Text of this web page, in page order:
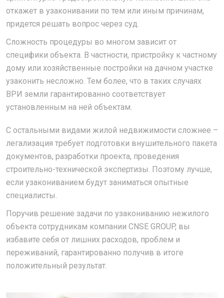
откажет в узаконивании по тем или иным причинам,
придется решать вопрос через суд.
Сложность процедуры во многом зависит от
специфики объекта. В частности, пристройку к частному
дому или хозяйственные постройки на дачном участке
узаконить несложно. Тем более, что в таких случаях
ВРИ земли гарантированно соответствует
установленным на ней объектам.
С остальными видами жилой недвижимости сложнее –
легализация требует подготовки внушительного пакета
документов, разработки проекта, проведения
строительно-технической экспертизы. Поэтому лучше,
если узакониванием будут заниматься опытные
специалисты.
Поручив решение задачи по узакониванию нежилого
объекта сотрудникам компании CNSE GROUP, вы
избавите себя от лишних расходов, проблем и
переживаний, гарантированно получив в итоге
положительный результат.